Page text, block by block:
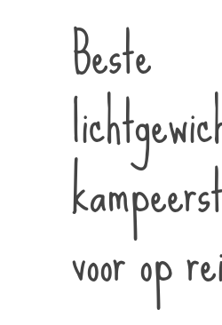
Beste
voor op